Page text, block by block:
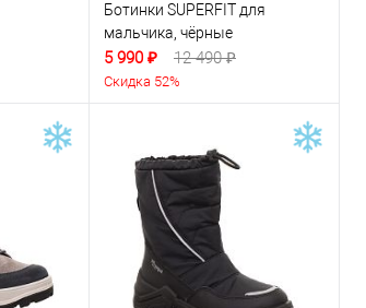
Ботинки SUPERFIT для
мальчика, чёрные
5 990 ₽ 12 490 ₽
Скидка 52%